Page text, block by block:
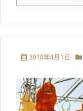
2010年4月1日